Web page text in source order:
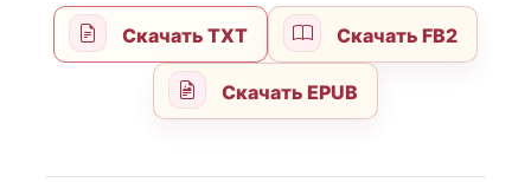
Скачать TXT Скачать FB2
Скачать EPUB